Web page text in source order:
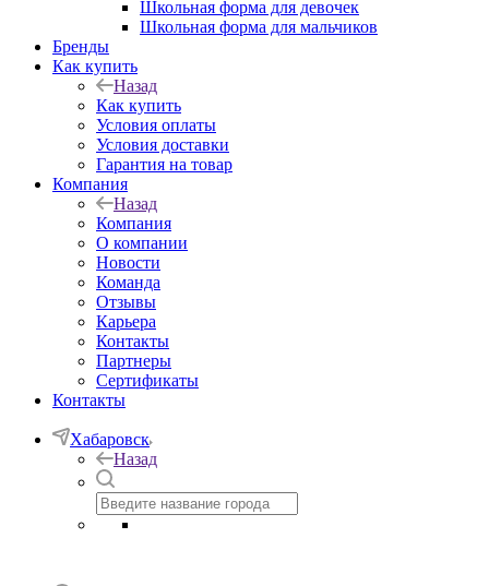
Школьная форма для девочек
Школьная форма для мальчиков
Бренды
Как купить
Назад
Как купить
Условия оплаты
Условия доставки
Гарантия на товар
Компания
Назад
Компания
О компании
Новости
Команда
Отзывы
Карьера
Контакты
Партнеры
Сертификаты
Контакты
Хабаровск
Назад